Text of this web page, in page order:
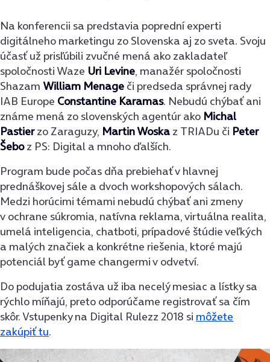
Na konferencii sa predstavia poprední experti
digitálneho marketingu zo Slovenska aj zo sveta. Svoju
účasť už prisľúbili zvučné mená ako zakladateľ
spoločnosti Waze Uri Levine, manažér spoločnosti
Shazam William Menage či predseda správnej rady
IAB Europe Constantine Karamas. Nebudú chýbať ani
známe mená zo slovenských agentúr ako Michal
Pastierzo Zaraguzy, Martin Woska z TRIADu či Peter
Šeboz PS: Digital a mnoho ďalších.
Program bude počas dňa prebiehať v hlavnej
prednáškovej sále a dvoch workshopových sálach.
Medzi horúcimi témami nebudú chýbať ani zmeny
v ochrane súkromia, natívna reklama, virtuálna realita,
umelá inteligencia, chatboti, prípadové štúdie veľkých
a malých značiek a konkrétne riešenia, ktoré majú
potenciál byť game changermi v odvetví.
Do podujatia zostáva už iba necelý mesiac a lístky sa
rýchlo míňajú, preto odporúčame registrovať sa čím
skôr. Vstupenky na Digital Rulezz 2018 si môžete
zakúpiť tu.